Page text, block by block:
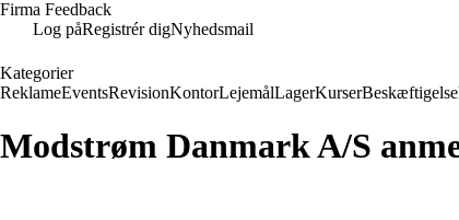
Firma Feedback
Log påRegistrér digNyhedsmail
Kategorier
ReklameEventsRevisionKontorLejemålLagerKurserBeskæftigelse
Modstrøm Danmark A/S